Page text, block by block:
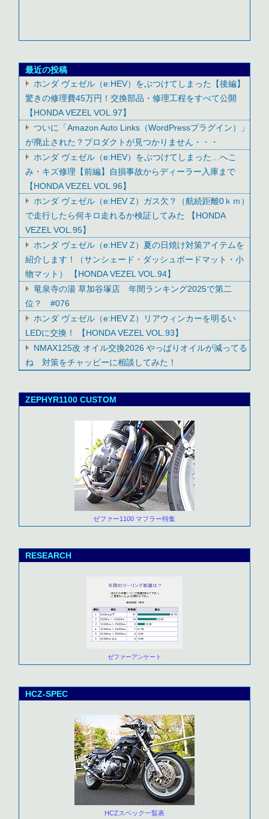
最近の投稿
ホンダ ヴェゼル（e:HEV）をぶつけてしまった【後編】
驚きの修理費45万円！交換部品・修理工程をすべて公開
【HONDA VEZEL VOL.97】
ついに「Amazon Auto Links（WordPressプラグイン）」
が廃止された？プロダクトが見つかりません・・・
ホンダ ヴェゼル（e:HEV）をぶつけてしまった…へこ
み・キズ修理【前編】自損事故からディーラー入庫まで
【HONDA VEZEL VOL.96】
ホンダ ヴェゼル（e:HEV Z）ガス欠？（航続距離0ｋｍ）
で走行したら何キロ走れるか検証してみた 【HONDA
VEZEL VOL.95】
ホンダ ヴェゼル（e:HEV Z）夏の日焼け対策アイテムを
紹介します！（サンシェード・ダッシュボードマット・小
物マット） 【HONDA VEZEL VOL.94】
竜泉寺の湯 草加谷塚店 年間ランキング2025で第二
位？ #076
ホンダ ヴェゼル（e:HEV Z）リアウィンカーを明るい
LEDに交換！ 【HONDA VEZEL VOL.93】
NMAX125改 オイル交換2026 やっぱりオイルが減ってる
ね 対策をチャッピーに相談してみた！
ZEPHYR1100 CUSTOM
ゼファー1100 マフラー特集
RESEARCH
ゼファーアンケート
HCZ-SPEC
HCZスペック一覧表